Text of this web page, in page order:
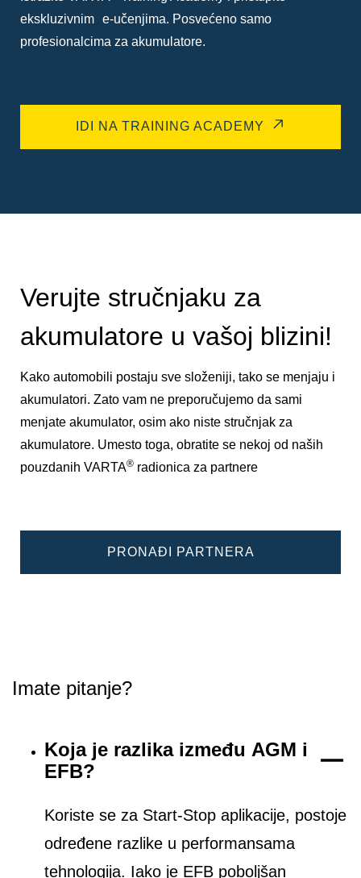
ekskluzivnim e-učenjima. Posvećeno samo
profesionalcima za akumulatore.
IDI NA TRAINING ACADEMY
Verujte stručnjaku za
akumulatore u vašoj blizini!
Kako automobili postaju sve složeniji, tako se menjaju i
akumulatori. Zato vam ne preporučujemo da sami
menjate akumulator, osim ako niste stručnjak za
akumulatore. Umesto toga, obratite se nekoj od naših
pouzdanih VARTA® radionica za partnere
PRONAĐI PARTNERA
Imate pitanje?
Koja je razlika između AGM i
EFB?
Koriste se za Start-Stop aplikacije, postoje
određene razlike u performansama
tehnologija. Iako je EFB poboljšan